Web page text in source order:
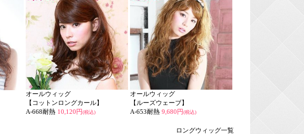
オールウィッグ
【コットンロングカール】
A-668耐熱 10,120円(税込)
オールウィッグ
【ルーズウェーブ】
A-653耐熱 9,680円(税込)
ロングウィッグ一覧